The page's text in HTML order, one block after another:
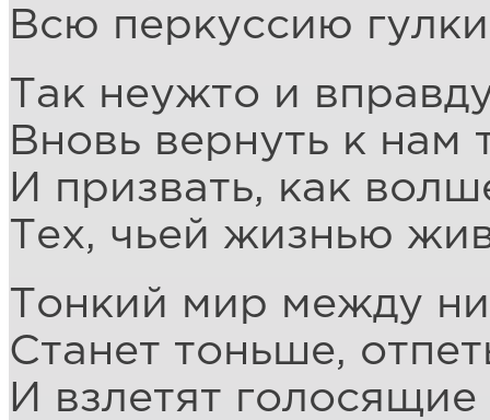
Всю перкуссию
Так неужто и
Вновь вернуть к
И призвать, как
Тех, чьей жизнью
Тонкий мир между
Станет тоньше,
И взлетят голосящие